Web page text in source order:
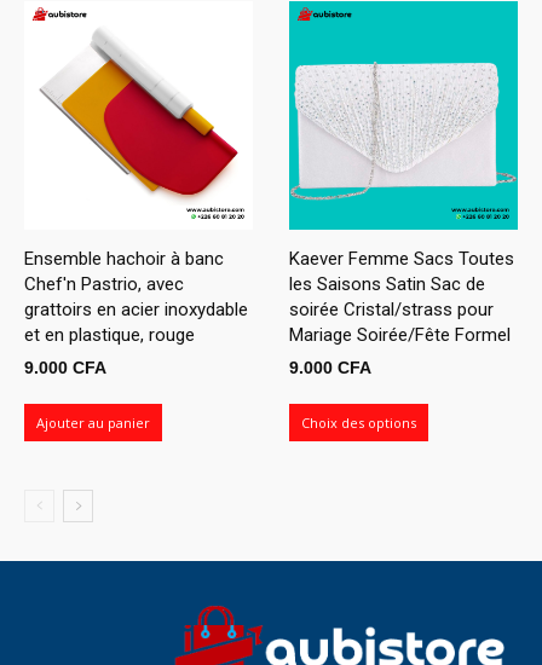
Ensemble hachoir à banc
Chef'n Pastrio, avec
grattoirs en acier inoxydable
et en plastique, rouge
9.000 CFA
Ajouter au panier
Kaever Femme Sacs Toutes
les Saisons Satin Sac de
soirée Cristal/strass pour
Mariage Soirée/Fête Formel
9.000 CFA
Choix des options